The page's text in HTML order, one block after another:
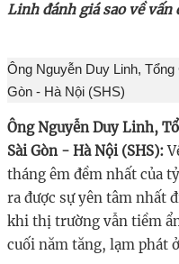
Linh đánh giá sao về vấn
Ông Nguyễn Duy Linh,
Gòn - Hà Nội (SHS)
Ông Nguyễn Duy Linh,
Sài Gòn - Hà Nội (SHS):
tháng êm đềm nhất của
ra được sự yên tâm nhất
khi thị trường vẫn tiềm
cuối năm tăng, lạm phát